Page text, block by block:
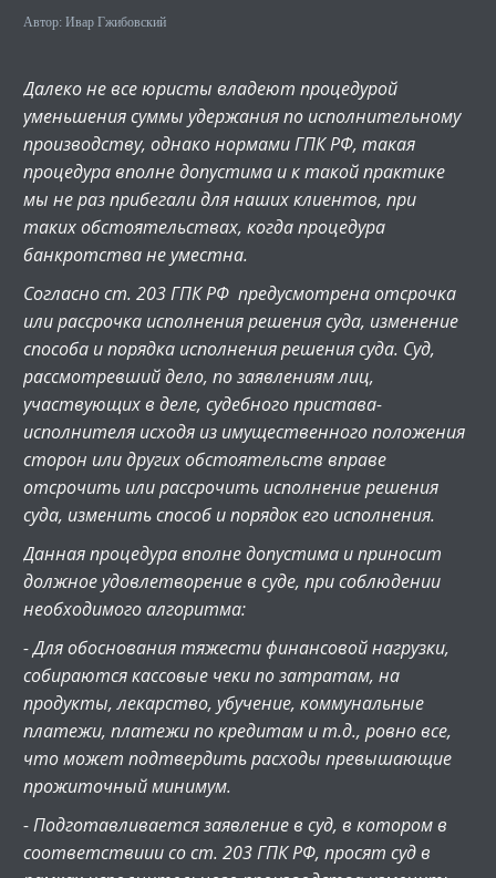
Автор: Ивар Гжибовский
Далеко не все юристы владеют процедурой
уменьшения суммы удержания по исполнительному
производству, однако нормами ГПК РФ, такая
процедура вполне допустима и к такой практике
мы не раз прибегали для наших клиентов, при
таких обстоятельствах, когда процедура
банкротства не уместна.
Согласно ст. 203 ГПК РФ предусмотрена отсрочка
или рассрочка исполнения решения суда, изменение
способа и порядка исполнения решения суда. Суд,
рассмотревший дело, по заявлениям лиц,
участвующих в деле, судебного пристава-
исполнителя исходя из имущественного положения
сторон или других обстоятельств вправе
отсрочить или рассрочить исполнение решения
суда, изменить способ и порядок его исполнения.
Данная процедура вполне допустима и приносит
должное удовлетворение в суде, при соблюдении
необходимого алгоритма:
- Для обоснования тяжести финансовой нагрузки,
собираются кассовые чеки по затратам, на
продукты, лекарство, убучение, коммунальные
платежи, платежи по кредитам и т.д., ровно все,
что может подтвердить расходы превышающие
прожиточный минимум.
- Подготавливается заявление в суд, в котором в
соответствиии со ст. 203 ГПК РФ, просят суд в